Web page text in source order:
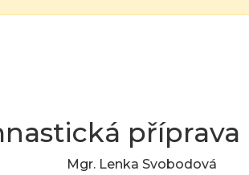
příprava
Mgr. Lenka Svobodová